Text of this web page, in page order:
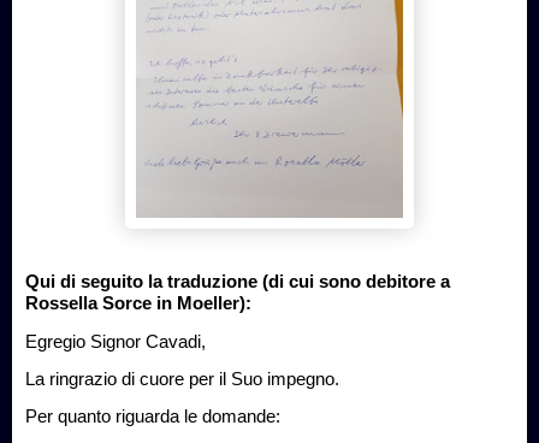
Qui di seguito la traduzione (di cui sono debitore a
Rossella Sorce in Moeller):
Egregio Signor Cavadi,
La ringrazio di cuore per il Suo impegno.
Per quanto riguarda le domande: